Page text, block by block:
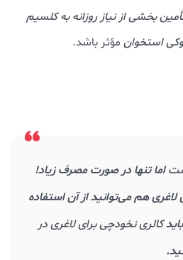
بخشی از نیاز روزانه به کلسیم
استخوان مؤثر باشد.
اما تنها در صورت مصرف زیاد!
هم می‌توانید از آن استفاده
کالری نخودچی برای لاغری در